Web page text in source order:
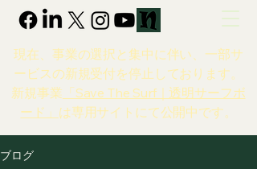
現在、事業の選択と集中に伴い、一部サ
ービスの新規受付を停止しております。
新規事業 「Save The Surf｜透明サーフボ
ード」 は専用サイトにて公開中です。
ブログ